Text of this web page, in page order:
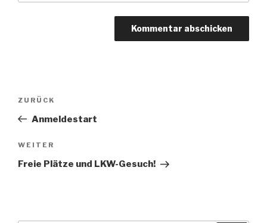
Beitragsnavigation
Vorheriger
Beitrag
ZURÜCK
Anmeldestart
Nächster
Beitrag
WEITER
Freie Plätze und LKW-Gesuch!